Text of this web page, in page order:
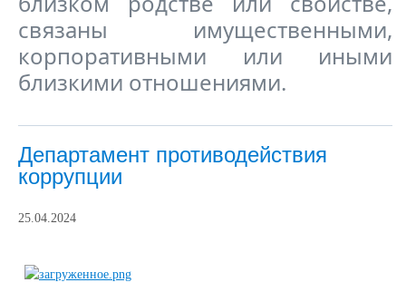
связаны имущественными,
корпоративными или иными
близкими отношениями.
Департамент противодействия
коррупции
25.04.2024